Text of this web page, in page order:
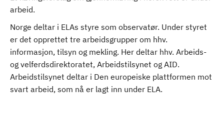
arbeid.
Norge deltar i ELAs styre som observatør. Under styret
er det opprettet tre arbeidsgrupper om hhv.
informasjon, tilsyn og mekling. Her deltar hhv. Arbeids-
og velferdsdirektoratet, Arbeidstilsynet og AID.
Arbeidstilsynet deltar i Den europeiske plattformen mot
svart arbeid, som nå er lagt inn under ELA.